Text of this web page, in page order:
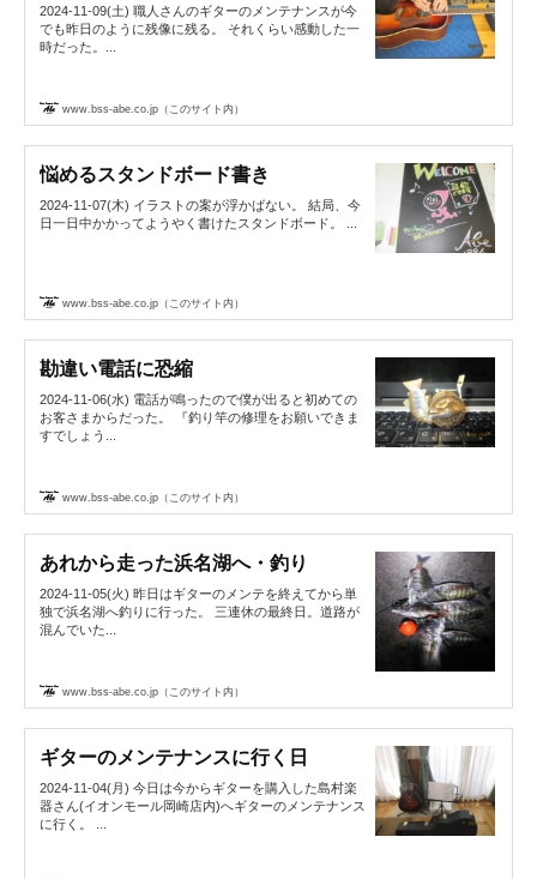
2024-11-09(土) 職人さんのギターのメンテナンスが今
でも昨日のように残像に残る。 それくらい感動した一
時だった。...
www.bss-abe.co.jp（このサイト内）
悩めるスタンドボード書き
2024-11-07(木) イラストの案が浮かばない。 結局、今
日一日中かかってようやく書けたスタンドボード。 ...
www.bss-abe.co.jp（このサイト内）
勘違い電話に恐縮
2024-11-06(水) 電話が鳴ったので僕が出ると初めての
お客さまからだった。 『釣り竿の修理をお願いできま
すでしょう...
www.bss-abe.co.jp（このサイト内）
あれから走った浜名湖へ・釣り
2024-11-05(火) 昨日はギターのメンテを終えてから単
独で浜名湖へ釣りに行った。 三連休の最終日。道路が
混んでいた...
www.bss-abe.co.jp（このサイト内）
ギターのメンテナンスに行く日
2024-11-04(月) 今日は今からギターを購入した島村楽
器さん(イオンモール岡崎店内)へギターのメンテナンス
に行く。 ...